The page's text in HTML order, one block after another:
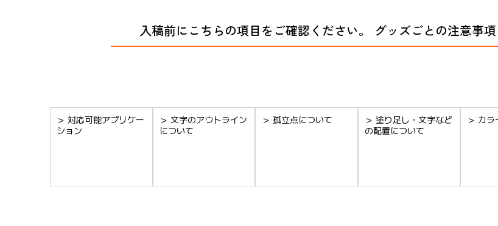
入稿前にこちらの項目をご確認ください。 グッズごとの注意事
＞ 対応可能アプリケー
ション
＞ 文字のアウトライン
について
＞ 孤立点について
＞ 塗り足し・文字など
の配置について
＞ カ